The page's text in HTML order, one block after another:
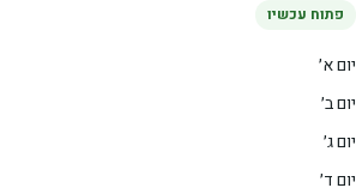
פתוח עכשיו
יום א׳
יום ב׳
יום ג׳
יום ד׳